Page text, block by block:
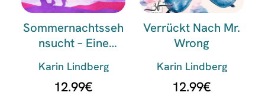
Sommernachtsseh
Nsucht – Eine
Karin Lindberg
12.99€
Verrückt Nach Mr.
Wrong
Karin Lindberg
12.99€